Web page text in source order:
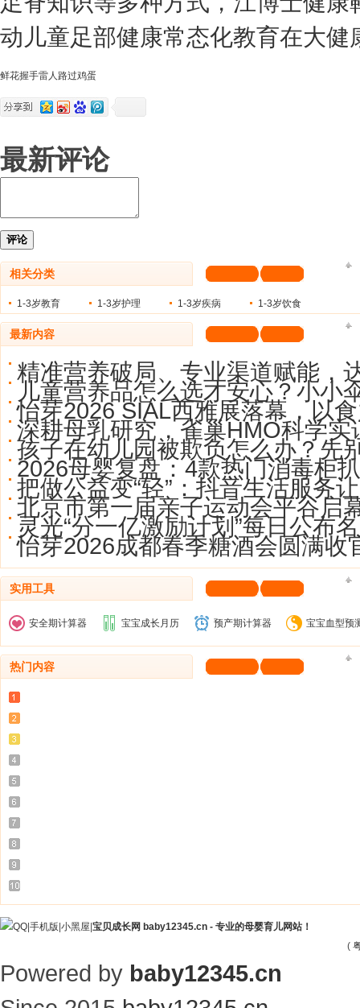
动儿童足部健康常态化教育在大健
鲜花握手雷人路过鸡蛋
最新评论
评论
相关分类
1-3岁教育 1-3岁护理 1-3岁疾病 1-3岁饮食
最新内容
精准营养破局、专业渠道赋能，
儿童营养品怎么选才安心？小小
怡芽2026 SIAL西雅展落幕，以
深耕母乳研究，雀巢HMO科学实
孩子在幼儿园被欺负怎么办？先
2026母婴复盘：4款热门消毒柜
把做公益变“轻”：抖音生活服务让
北京市第一届亲子运动会平谷启
灵光“分一亿激励计划”每日公布名
怡芽2026成都春季糖酒会圆满收
实用工具
安全期计算器 宝宝成长月历 预产期计算器 宝宝血型预
热门内容
手机版 小黑屋 宝贝成长网 baby12345.cn - 专业的母婴育儿网站！
(
Powered by baby12345.cn